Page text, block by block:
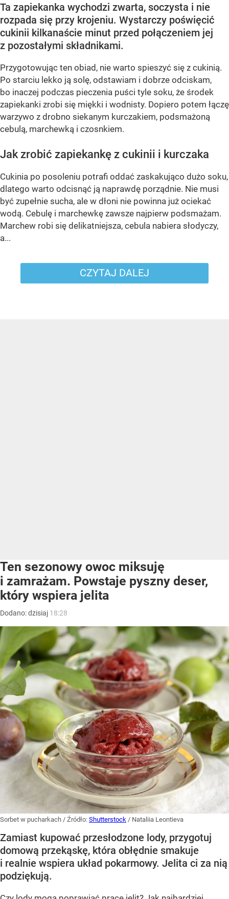
Ta zapiekanka wychodzi zwarta, soczysta i nie
rozpada się przy krojeniu. Wystarczy poświęcić
cukinii kilkanaście minut przed połączeniem jej
z pozostałymi składnikami.
Przygotowując ten obiad, nie warto spieszyć się z cukinią.
Po starciu lekko ją solę, odstawiam i dobrze odciskam,
bo inaczej podczas pieczenia puści tyle soku, że środek
zapiekanki zrobi się miękki i wodnisty. Dopiero potem łączę
warzywo z drobno siekanym kurczakiem, podsmażoną
cebulą, marchewką i czosnkiem.
Jak zrobić zapiekankę z cukinii i kurczaka
Cukinia po posoleniu potrafi oddać zaskakująco dużo soku,
dlatego warto odcisnąć ją naprawdę porządnie. Nie musi
być zupełnie sucha, ale w dłoni nie powinna już ociekać
wodą. Cebulę i marchewkę zawsze najpierw podsmażam.
Marchew robi się delikatniejsza, cebula nabiera słodyczy,
a...
CZYTAJ DALEJ
Ten sezonowy owoc miksuję
i zamrażam. Powstaje pyszny deser,
który wspiera jelita
Dodano:dzisiaj 18:28
Sorbet w pucharkach / Źródło: Shutterstock / Nataliia Leontieva
Zamiast kupować przesłodzone lody, przygotuj
domową przekąskę, która obłędnie smakuje
i realnie wspiera układ pokarmowy. Jelita ci za nią
podziękują.